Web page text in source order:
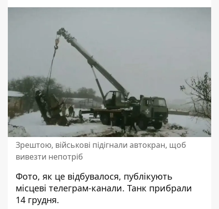
Зрештою, військові підігнали автокран, щоб
вивезти непотріб
Фото, як це відбувалося, публікують
місцеві телеграм-канали. Танк прибрали
14 грудня.